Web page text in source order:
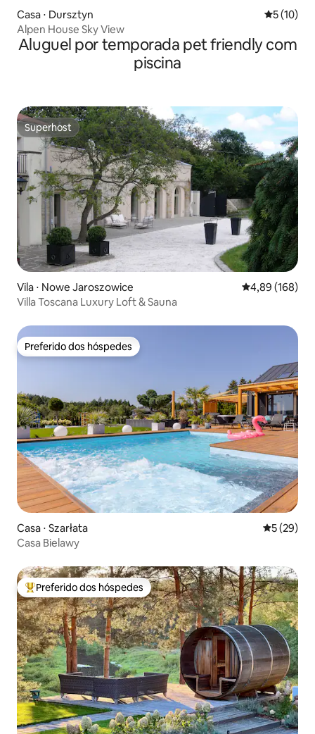
Casa ⋅ Dursztyn 5 de uma
5 (10)
Alpen House Sky View
Aluguel por temporada pet friendly com
piscina
Superhost
Superhost
Vila ⋅ Nowe Jaroszowice 4,89 de uma
4,89 (168)
Villa Toscana Luxury Loft & Sauna
Preferido dos hóspedes
Preferido dos hóspedes
Casa ⋅ Szarłata 5 de uma
5 (29)
Casa Bielawy
Entre os melhores preferidos dos hóspedes
Preferido dos hóspedes